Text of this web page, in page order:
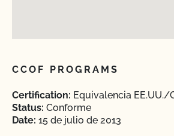
CCOF PROGRAMS
Certification: Equivalencia EE.UU./
Status: Conforme
Date: 15 de julio de 2013